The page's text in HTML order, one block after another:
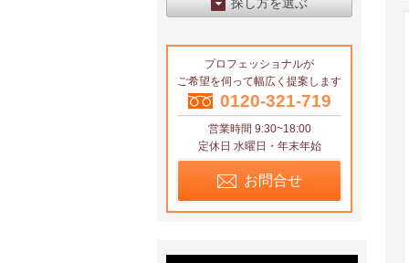
探し方を選ぶ
区から探す
地図から探す
沿線から探す
プロフェッショナルが
ご希望を伺って幅広く提案します
0120-321-719
営業時間 9:30~18:00
定休日 水曜日・年末年始
お問合せ